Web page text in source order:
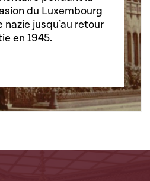
du Luxembourg
nazie jusqu’au retour
en 1945.